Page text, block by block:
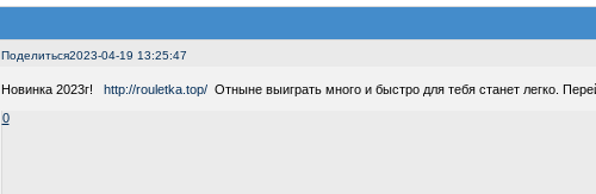
Поделиться2023-04-19 13:25:47
Новинка 2023г! http://rouletka.top/Отныне выиграть много и быстро для тебя станет легко.
0